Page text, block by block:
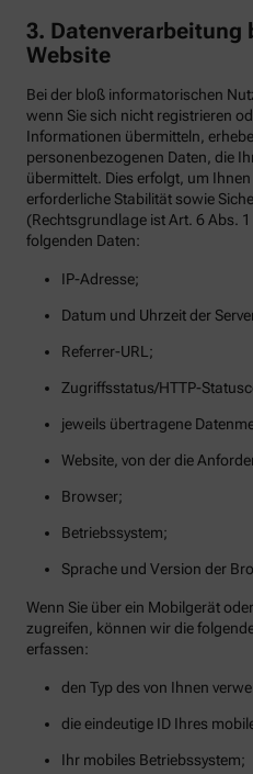
3. Datenverarbeitung
Website
Bei der bloß informatorischen
wenn Sie sich nicht registrieren
Informationen übermitteln,
personenbezogenen Daten, die
übermittelt. Dies erfolgt, um
erforderliche Stabilität sowie
(Rechtsgrundlage ist Art. 6 Abs.
folgenden Daten:
IP-Adresse;
Datum und Uhrzeit der
Referrer-URL;
Zugriffsstatus/HTTP-
jeweils übertragene
Website, von der die
Browser;
Betriebssystem;
Sprache und Version der
Wenn Sie über ein Mobilgerät
zugreifen, können wir die
erfassen:
den Typ des von Ihnen
die eindeutige ID Ihres
Ihr mobiles Betriebssystem;